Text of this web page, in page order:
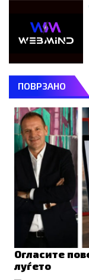
ПОВРЗАНО
Огласите
луѓето